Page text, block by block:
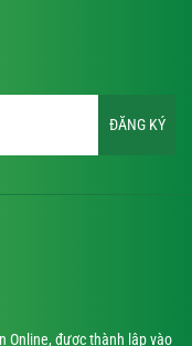
ĐĂNG KÝ
Online, được thành lập vào